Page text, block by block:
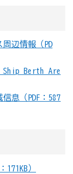
辺情報（PD
Ship Berth Are
息（PDF：587
171KB）